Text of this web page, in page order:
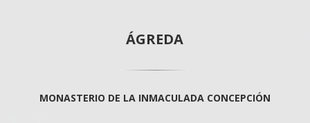
ÁGREDA
MONASTERIO DE LA INMACULADA CONCEPCIÓN